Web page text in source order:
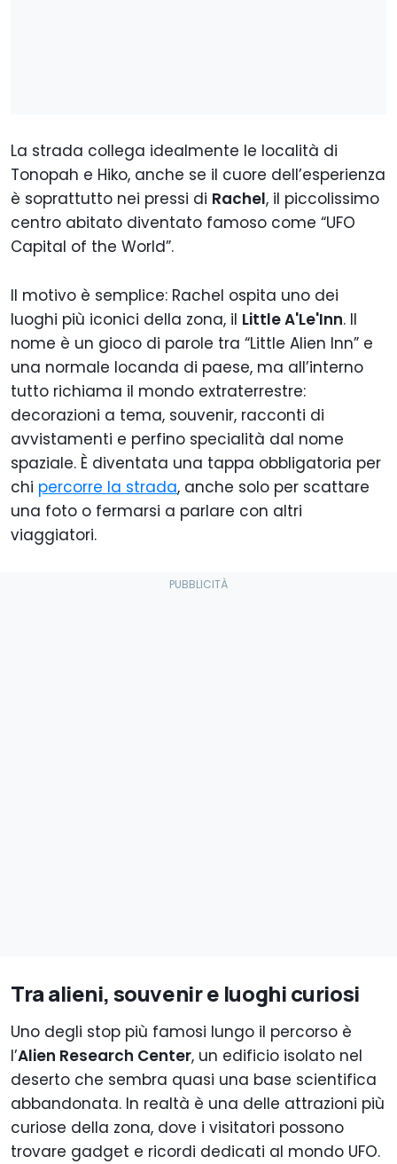
La strada collega idealmente le località di
Tonopah e Hiko, anche se il cuore dell’esperienza
è soprattutto nei pressi di Rachel, il piccolissimo
centro abitato diventato famoso come “UFO
Capital of the World”.
Il motivo è semplice: Rachel ospita uno dei
luoghi più iconici della zona, il Little A'Le'Inn. Il
nome è un gioco di parole tra “Little Alien Inn” e
una normale locanda di paese, ma all’interno
tutto richiama il mondo extraterrestre:
decorazioni a tema, souvenir, racconti di
avvistamenti e perfino specialità dal nome
spaziale. È diventata una tappa obbligatoria per
chi percorre la strada, anche solo per scattare
una foto o fermarsi a parlare con altri
viaggiatori.
Tra alieni, souvenir e luoghi curiosi
Uno degli stop più famosi lungo il percorso è
l’Alien Research Center, un edificio isolato nel
deserto che sembra quasi una base scientifica
abbandonata. In realtà è una delle attrazioni più
curiose della zona, dove i visitatori possono
trovare gadget e ricordi dedicati al mondo UFO.